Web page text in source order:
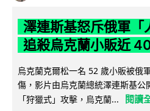
澤連斯基怒斥俄軍「
追殺烏克蘭小販近
烏克蘭克爾松一名 52 歲小販被俄
傷，影片由烏克蘭總統澤連斯基公
「狩獵式」攻擊，烏克蘭...
閱讀